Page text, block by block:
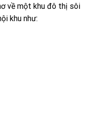
về một khu đô thị sôi
khu như: